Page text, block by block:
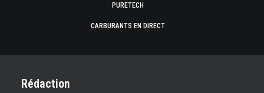
PURETECH
CARBURANTS EN DIRECT
Rédaction